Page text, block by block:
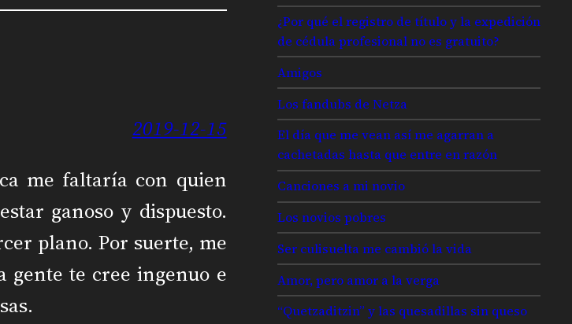
2019-12-15
me faltaría con quien
ganoso y dispuesto.
plano. Por suerte, me
gente te cree ingenuo e
¿Por qué el registro de título y la expedición
de cédula profesional no es gratuito?
Amigos
Los fandubs de Netza
El día que me vean así me agarran a
cachetadas hasta que entre en razón
Canciones a mi novio
Los novios pobres
Ser culisuelta me cambió la vida
Amor, pero amor a la verga
“Quetzaditzin” y las quesadillas sin queso